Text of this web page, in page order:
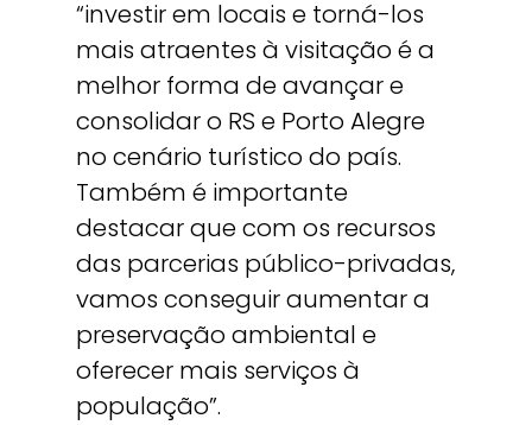
“investir em locais e torná-los
mais atraentes à visitação é a
melhor forma de avançar e
consolidar o RS e Porto Alegre
no cenário turístico do país.
Também é importante
destacar que com os recursos
das parcerias público-privadas,
vamos conseguir aumentar a
preservação ambiental e
oferecer mais serviços à
população”.